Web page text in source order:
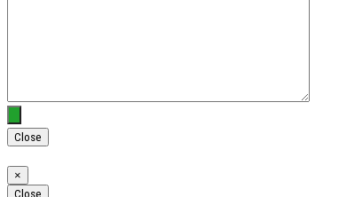
Close
×
Close